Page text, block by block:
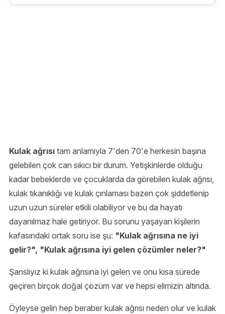
Kulak ağrısı tam anlamıyla 7'den 70'e herkesin başına
gelebilen çok can sıkıcı bir durum. Yetişkinlerde olduğu
kadar bebeklerde ve çocuklarda da görebilen kulak ağrısı,
kulak tıkanıklığı ve kulak çınlaması bazen çok şiddetlenip
uzun uzun süreler etkili olabiliyor ve bu da hayatı
dayanılmaz hale getiriyor. Bu sorunu yaşayan kişilerin
kafasındaki ortak soru ise şu: "Kulak ağrısına ne iyi
gelir?", "Kulak ağrısına iyi gelen çözümler neler?"
Şanslıyız ki kulak ağrısına iyi gelen ve onu kısa sürede
geçiren birçok doğal çözüm var ve hepsi elimizin altında.
Öyleyse gelin hep beraber kulak ağrısı neden olur ve kulak